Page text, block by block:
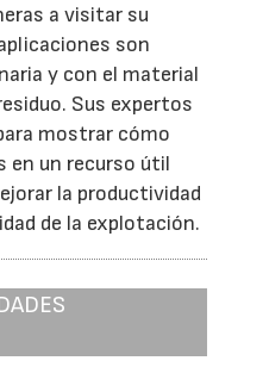
a visitar su
son
y con el material
Sus expertos
mostrar cómo
en un recurso útil
la productividad
de la explotación.